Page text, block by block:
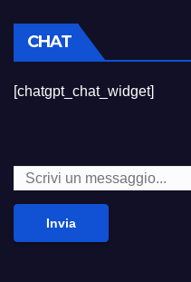
CHAT
[chatgpt_chat_widget]
Invia